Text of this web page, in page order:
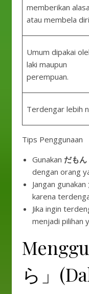
memberikan
atau membela
Umum dipakai
laki maupun
perempuan.
Terdengar lebih
Tips Penggunaan
Gunakan だもん
dengan orang
Jangan gunakan
karena
Jika ingin
menjadi pilihan
ら」